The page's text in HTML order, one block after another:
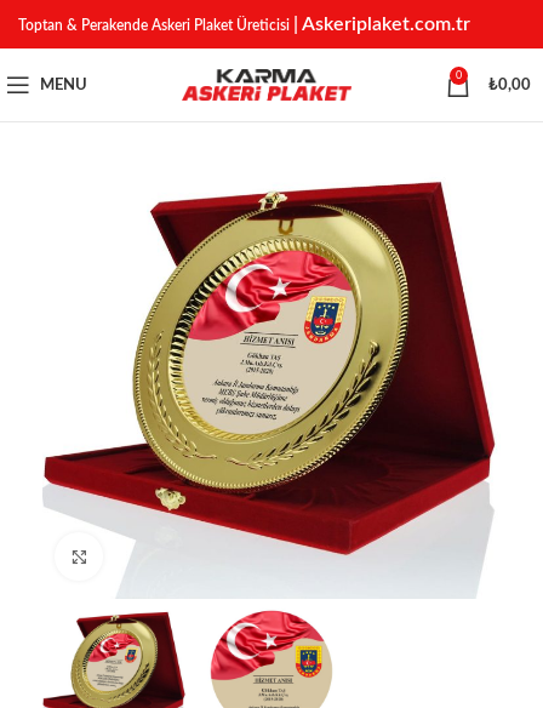
Toptan & Perakende Askeri Plaket Üreticisi | Askeriplaket.com.tr
MENU
0
₺0,00
Click to enlarge